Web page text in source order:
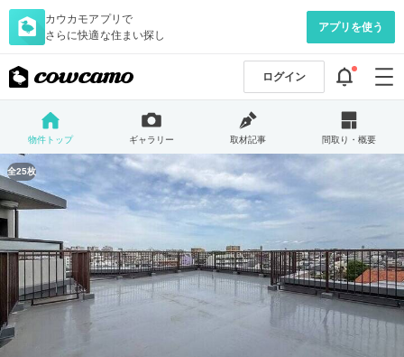
カウカモアプリで
さらに快適な住まい探し
アプリを使う
ログイン
物件トップ ギャラリー 取材記事 間取り・概要
全25枚